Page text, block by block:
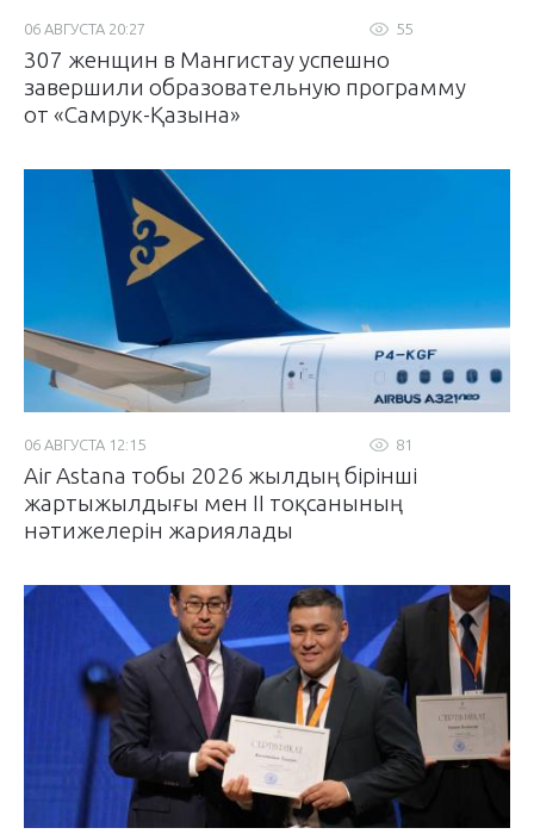
55
06 АВГУСТА 20:27
307 женщин в Мангистау успешно
завершили образовательную программу
от «Самрук-Қазына»
81
06 АВГУСТА 12:15
Air Astana тобы 2026 жылдың бірінші
жартыжылдығы мен II тоқсанының
нәтижелерін жариялады